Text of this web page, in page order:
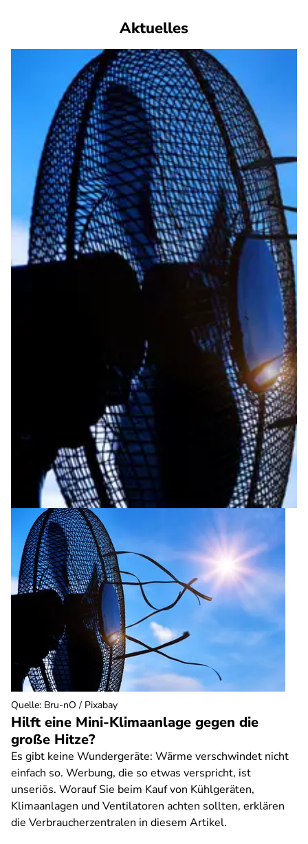
Aktuelles
Hilft eine Mini-Klimaanlage gegen die
große Hitze?
Es gibt keine Wundergeräte: Wärme verschwindet nicht
einfach so. Werbung, die so etwas verspricht, ist
unseriös. Worauf Sie beim Kauf von Kühlgeräten,
Klimaanlagen und Ventilatoren achten sollten, erklären
die Verbraucherzentralen in diesem Artikel.
Quelle: Bru-nO / Pixabay